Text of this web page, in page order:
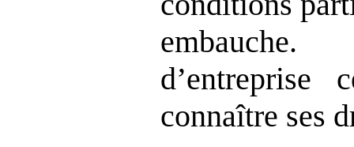
connaître ses